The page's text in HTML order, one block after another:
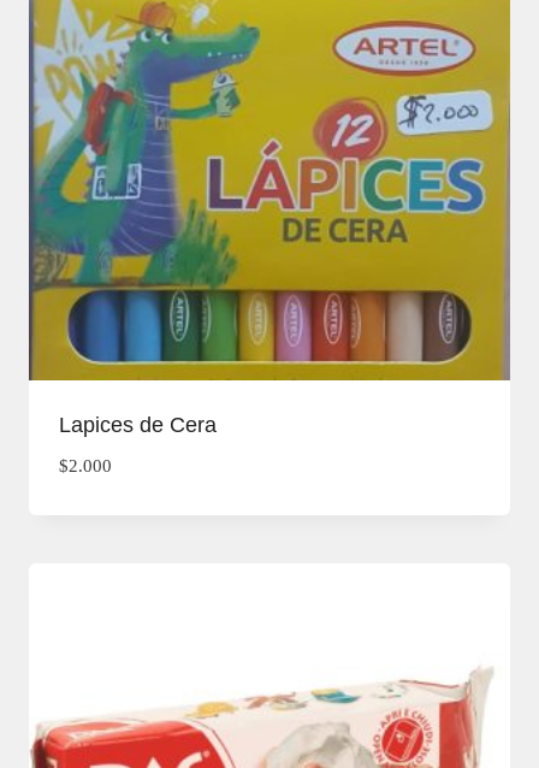
Lapices de Cera
$2.000